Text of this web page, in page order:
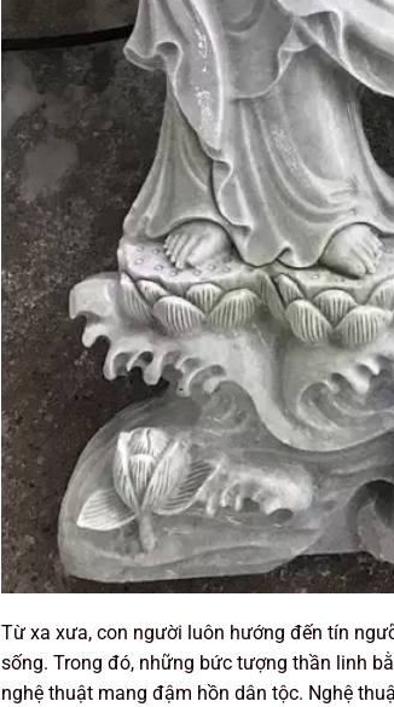
Từ xa xưa, con người luôn hướng đến tín
sống. Trong đó, những bức tượng thần linh
nghệ thuật mang đậm hồn dân tộc. Nghệ